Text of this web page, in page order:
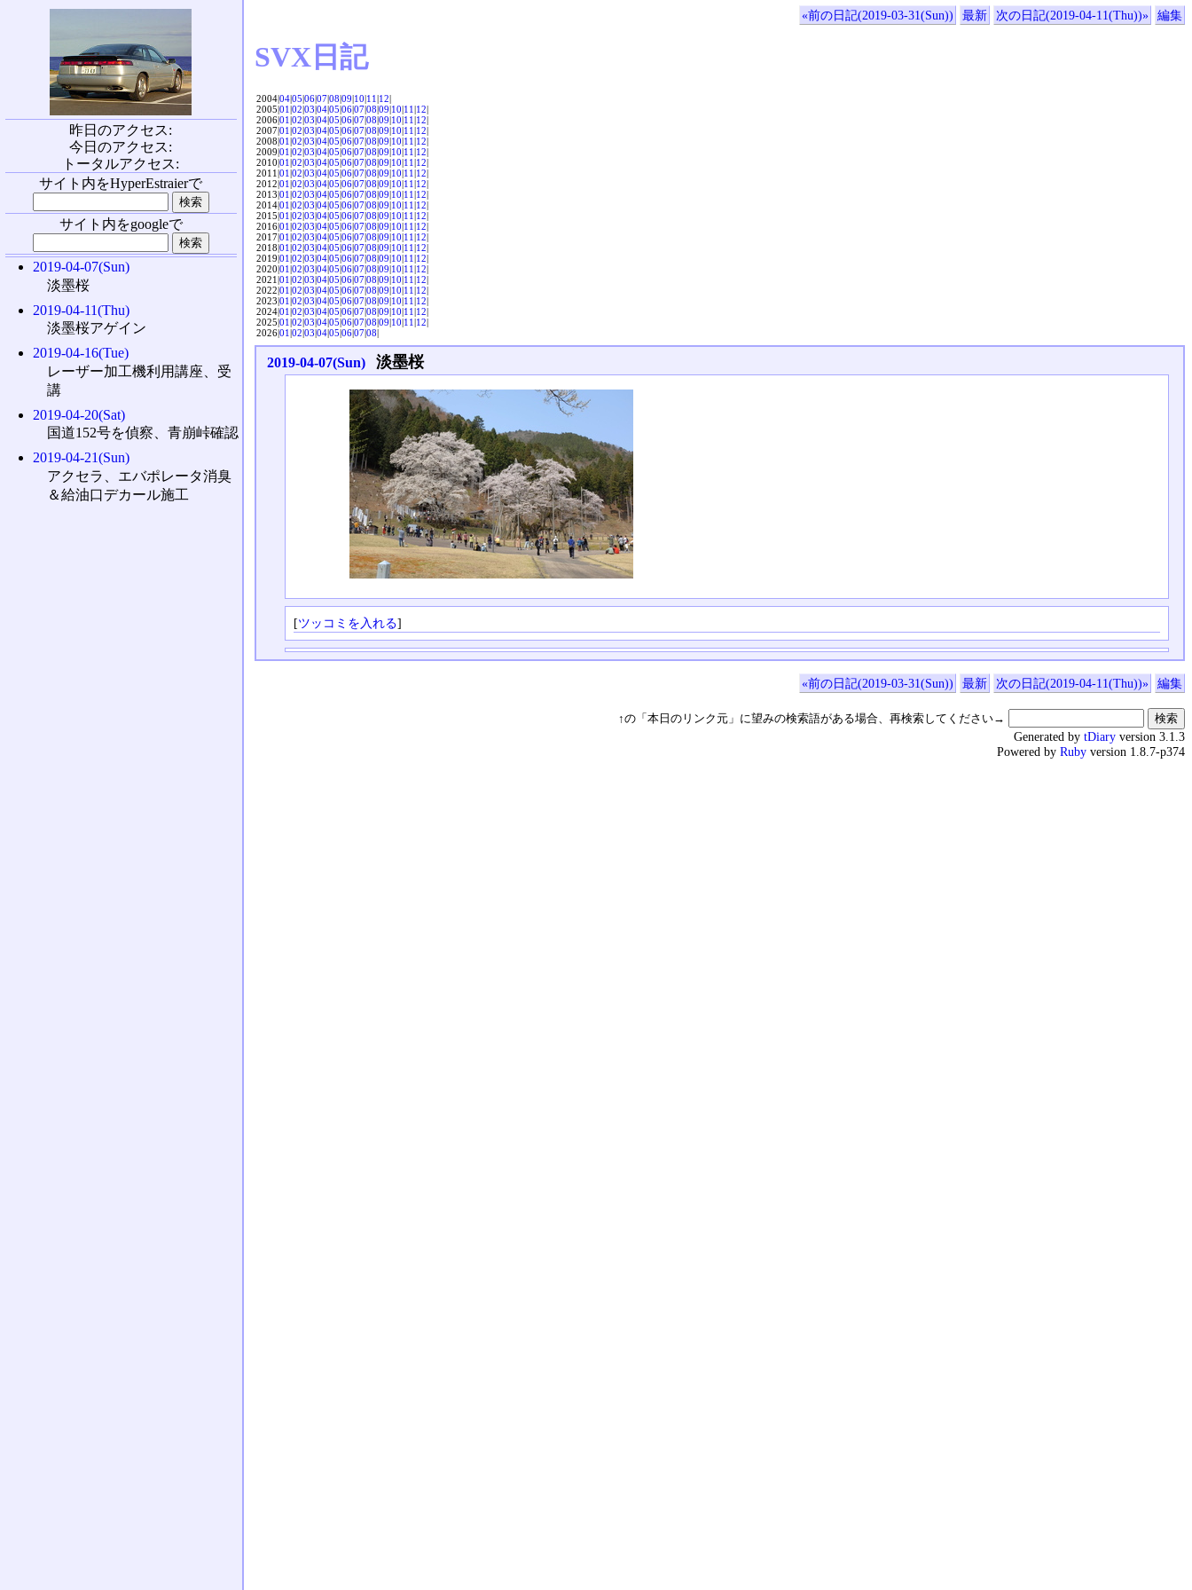
«前の日記(2019-03-31(Sun)) 最新 次の日記(2019-04-11(Thu))» 編集
SVX日記
2004|04|05|06|07|08|09|10|11|12|
2005|01|02|03|04|05|06|07|08|09|10|11|12|
2006|01|02|03|04|05|06|07|08|09|10|11|12|
2007|01|02|03|04|05|06|07|08|09|10|11|12|
2008|01|02|03|04|05|06|07|08|09|10|11|12|
2009|01|02|03|04|05|06|07|08|09|10|11|12|
2010|01|02|03|04|05|06|07|08|09|10|11|12|
2011|01|02|03|04|05|06|07|08|09|10|11|12|
2012|01|02|03|04|05|06|07|08|09|10|11|12|
2013|01|02|03|04|05|06|07|08|09|10|11|12|
2014|01|02|03|04|05|06|07|08|09|10|11|12|
2015|01|02|03|04|05|06|07|08|09|10|11|12|
2016|01|02|03|04|05|06|07|08|09|10|11|12|
2017|01|02|03|04|05|06|07|08|09|10|11|12|
2018|01|02|03|04|05|06|07|08|09|10|11|12|
2019|01|02|03|04|05|06|07|08|09|10|11|12|
2020|01|02|03|04|05|06|07|08|09|10|11|12|
2021|01|02|03|04|05|06|07|08|09|10|11|12|
2022|01|02|03|04|05|06|07|08|09|10|11|12|
2023|01|02|03|04|05|06|07|08|09|10|11|12|
2024|01|02|03|04|05|06|07|08|09|10|11|12|
2025|01|02|03|04|05|06|07|08|09|10|11|12|
2026|01|02|03|04|05|06|07|08|
2019-04-07(Sun) 淡墨桜
[ツッコミを入れる]
«前の日記(2019-03-31(Sun)) 最新 次の日記(2019-04-11(Thu))» 編集
↑の「本日のリンク元」に望みの検索語がある場合、再検索してください→
昨日のアクセス:
今日のアクセス:
トータルアクセス:
サイト内をHyperEstraierで
サイト内をgoogleで
2019-04-07(Sun)
淡墨桜
2019-04-11(Thu)
淡墨桜アゲイン
2019-04-16(Tue)
レーザー加工機利用講座、受
講
2019-04-20(Sat)
国道152号を偵察、青崩峠確認
2019-04-21(Sun)
アクセラ、エバポレータ消臭
＆給油口デカール施工
Generated by tDiary version 3.1.3
Powered by Ruby version 1.8.7-p374